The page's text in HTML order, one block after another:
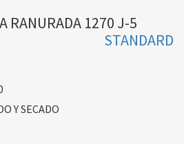
RANURADA 1270 J-5
STANDARD
Y SECADO